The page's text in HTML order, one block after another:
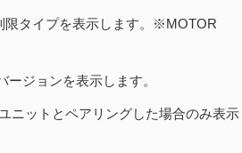
タイプを表示します。※MOTOR
ジョンを表示します。
ニットとペアリングした場合のみ表示